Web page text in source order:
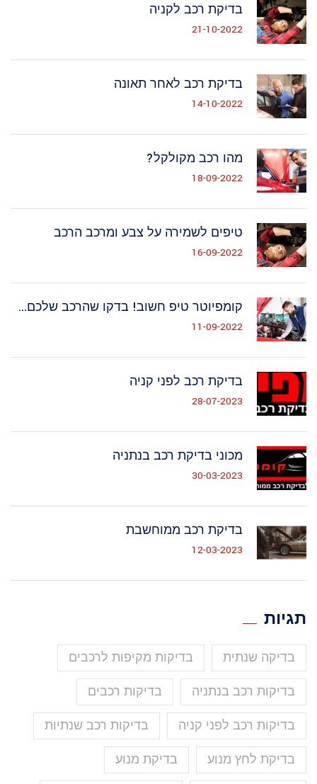
בדיקת רכב לקניה
21-10-2022
בדיקת רכב לאחר תאונה
14-10-2022
מהו רכב מקולקל?
18-09-2022
טיפים לשמירה על צבע ומרכב הרכב
16-09-2022
קומפיוטר טיפ חשוב! בדקו שהרכב שלכם...
11-09-2022
בדיקת רכב לפני קניה
28-07-2023
מכוני בדיקת רכב בנתניה
30-03-2023
בדיקת רכב ממוחשבת
12-03-2023
תגיות
בדיקה שנתית בדיקות מקיפות לרכבים
בדיקות רכב בנתניה בדיקות רכבים
בדיקות רכב לפני קניה בדיקות רכב שנתיות
בדיקת לחץ מנוע בדיקת מנוע